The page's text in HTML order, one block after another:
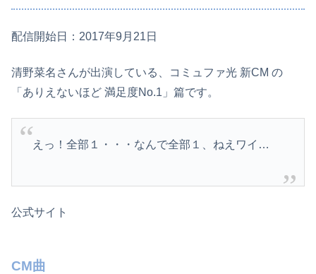
配信開始日：2017年9月21日
清野菜名さんが出演している、コミュファ光 新CM の
「ありえないほど 満足度No.1」篇です。
えっ！全部１・・・なんで全部１、ねえワイ…
公式サイト
CM曲